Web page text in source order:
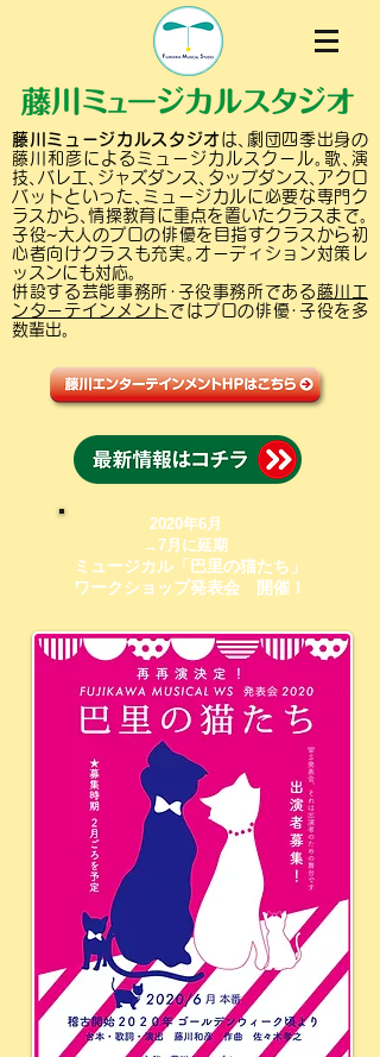
藤川ミュージカルスタジオは､劇団四季出身の
藤川和彦によるミュージカルスクール｡歌､演
技､バレエ､ジャズダンス､タップダンス､アクロ
バットといった､ミュージカルに必要な専門ク
ラスから､情操教育に重点を置いたクラスまで｡
子役~大人のプロの俳優を目指すクラスから初
心者向けクラスも充実｡オーディション対策レ
ッスンにも対応｡
併設する芸能事務所･子役事務所である 藤川エ
ンターテインメント ではプロの俳優･子役を多
数輩出｡
2020年6月
→7月に延期
ミュージカル「巴里の猫たち」
ワークショップ発表会 開催！